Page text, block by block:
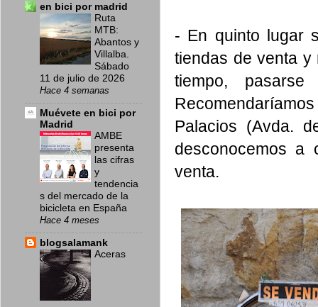
- En quinto lugar
tiendas de venta y
tiempo,
Palacios (Avda.
desconocemos
venta.
en bici por madrid
Ruta
MTB:
Abantos y
Villalba.
Sábado
11 de julio de 2026
Hace 4 semanas
Muévete en bici por
Madrid
AMBE
presenta
las cifras
y
tendencia
s del mercado de la
bicicleta en España
Hace 4 meses
blogsalamank
Aceras